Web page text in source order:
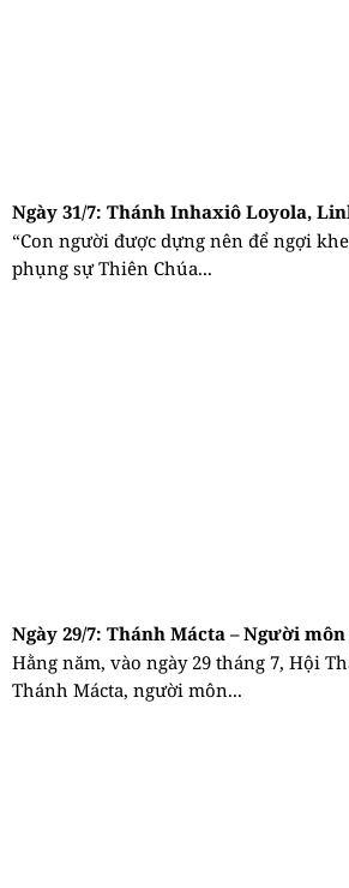
Ngày 31/7: Thánh Inhaxiô Loyola,
“Con người được dựng nên để ngợi
phụng sự Thiên Chúa...
Ngày 29/7: Thánh Mácta – Người
Hằng năm, vào ngày 29 tháng 7, Hội
Thánh Mácta, người môn...